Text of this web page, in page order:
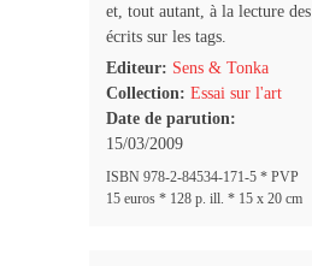
et, tout autant, à la lecture des
écrits sur les tags.
Editeur: Sens & Tonka
Collection: Essai sur l'art
Date de parution:
15/03/2009
ISBN 978-2-84534-171-5 * PVP
15 euros * 128 p. ill. * 15 x 20 cm